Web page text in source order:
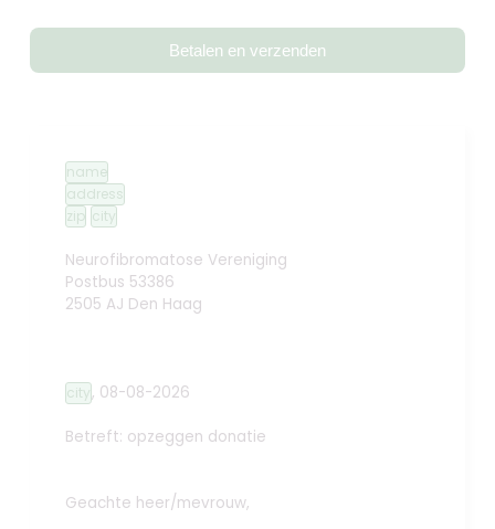
Betalen en verzenden
name
address
zip city
Neurofibromatose Vereniging
Postbus 53386
2505 AJ Den Haag
city, 08-08-2026
Betreft: opzeggen donatie
Geachte heer/mevrouw,